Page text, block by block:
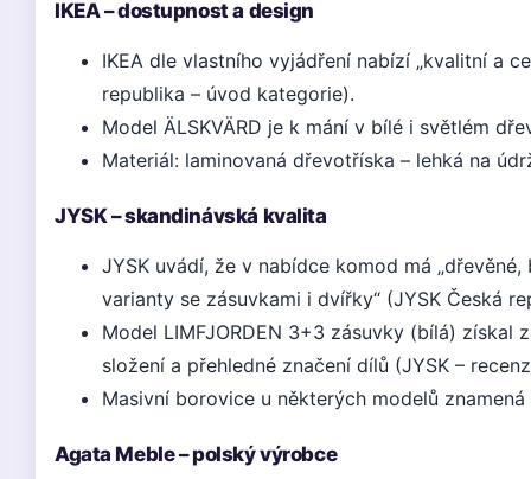
IKEA – dostupnost a design
IKEA dle vlastního vyjádření nabízí „kvalitní a
republika – úvod kategorie).
Model ÄLSKVÄRD je k mání v bílé i světlém
Materiál: laminovaná dřevotříska – lehká na
JYSK – skandinávská kvalita
JYSK uvádí, že v nabídce komod má
varianty se zásuvkami i dvířky“ (JYSK Česká
Model LIMFJORDEN 3+3 zásuvky (bílá) získal
složení a přehledné značení dílů (JYSK –
Masivní borovice u některých modelů
Agata Meble – polský výrobce